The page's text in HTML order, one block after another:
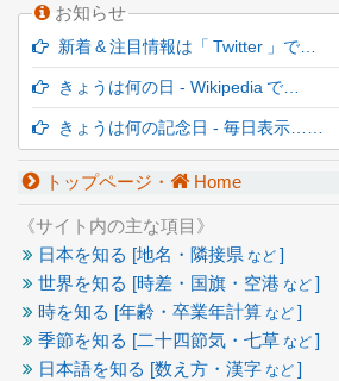
お知らせ
新着 & 注目情報は「 Twitter 」で…
きょうは何の日 - Wikipedia で…
きょうは何の記念日 - 毎日表示……
トップページ・ Home
《サイト内の主な項目》
日本を知る [地名・隣接県 など ]
世界を知る [時差・国旗・空港 など ]
時を知る [年齢・卒業年計算 など ]
季節を知る [二十四節気・七草 など ]
日本語を知る [数え方・漢字 など ]